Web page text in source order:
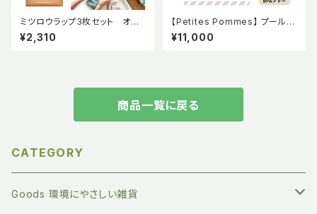
ミツロウラップ3枚セット オー
シャン おさかな柄 【mana.
ORGANIC LIVING】
¥2,310
【Petites Pommes】 プール
直径95cm CHARLESTON T
AN BPAフリー プティットポム
¥11,000
商品一覧に戻る
CATEGORY
Goods 環境にやさしい雑貨